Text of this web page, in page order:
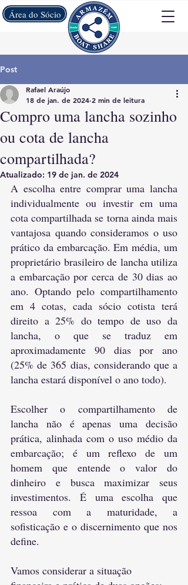
Área do Sócio
Post
Compro uma lancha sozinho
ou cota de lancha
compartilhada?
Rafael Araújo
18 de jan. de 2024 2 min de leitura
Atualizado: 19 de jan. de 2024
A escolha entre comprar uma lancha
individualmente ou investir em uma
cota compartilhada se torna ainda mais
vantajosa quando consideramos o uso
prático da embarcação. Em média, um
proprietário brasileiro de lancha utiliza
a embarcação por cerca de 30 dias ao
ano. Optando pelo compartilhamento
em 4 cotas, cada sócio cotista terá
direito a 25% do tempo de uso da
lancha, o que se traduz em
aproximadamente 90 dias por ano
(25% de 365 dias, considerando que a
lancha estará disponível o ano todo).
Escolher o compartilhamento de
lancha não é apenas uma decisão
prática, alinhada com o uso médio da
embarcação; é um reflexo de um
homem que entende o valor do
dinheiro e busca maximizar seus
investimentos. É uma escolha que
ressoa com a maturidade, a
sofisticação e o discernimento que nos
define.
Vamos considerar a situação